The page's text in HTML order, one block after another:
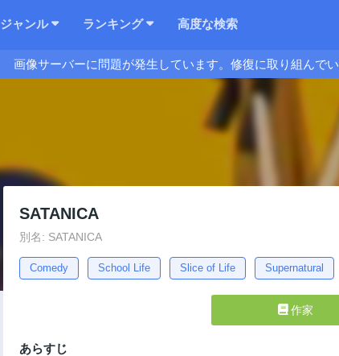
ジャンル ランキング 高度な検索
画像サーバーに問題が発生しています。修復に取り組んで
SATANICA
別名: SATANICA
Comedy School Life Slice of Life Supernatural
作家
あらすじ